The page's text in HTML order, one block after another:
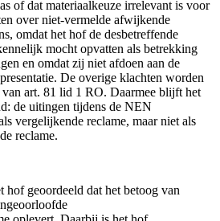
of dat materiaalkeuze irrelevant is voor
over niet-vermelde afwijkende
omdat het hof de desbetreffende
mocht opvatten als betrekking
en omdat zij niet afdoen aan de
De overige klachten worden
art. 81 lid 1 RO. Daarmee blijft het
de uitingen tijdens de NEN
vergelijkende reclame, maar niet als
reclame.
hof geoordeeld dat het betoog van